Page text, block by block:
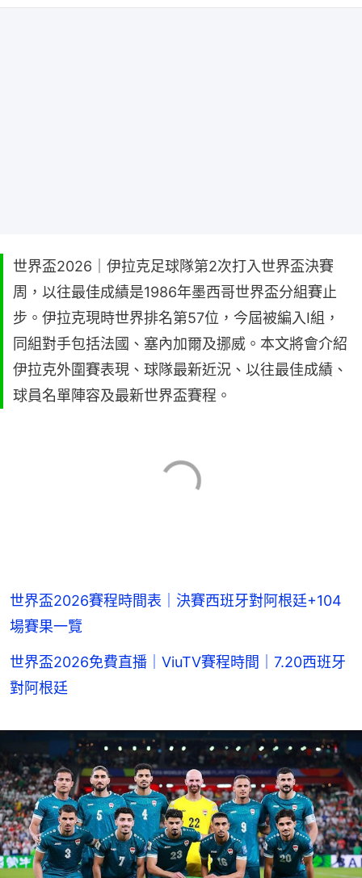
世界盃2026｜伊拉克足球隊第2次打入世界盃決賽
周，以往最佳成績是1986年墨西哥世界盃分組賽止
步。伊拉克現時世界排名第57位，今屆被編入I組，
同組對手包括法國、塞內加爾及挪威。本文將會介紹
伊拉克外圍賽表現、球隊最新近況、以往最佳成績、
球員名單陣容及最新世界盃賽程。
世界盃2026賽程時間表｜決賽西班牙對阿根廷+104
場賽果一覽
世界盃2026免費直播｜ViuTV賽程時間｜7.20西班牙
對阿根廷